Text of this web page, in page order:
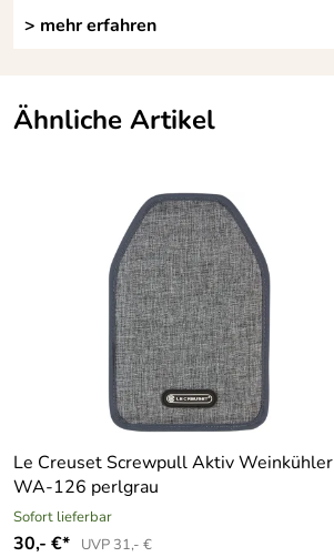
> mehr erfahren
Ähnliche Artikel
Le Creuset Screwpull Aktiv Weinkühler
WA-126 perlgrau
Sofort lieferbar
30,- €* UVP 31,- €